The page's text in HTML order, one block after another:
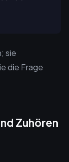
sie
die Frage
Zuhören